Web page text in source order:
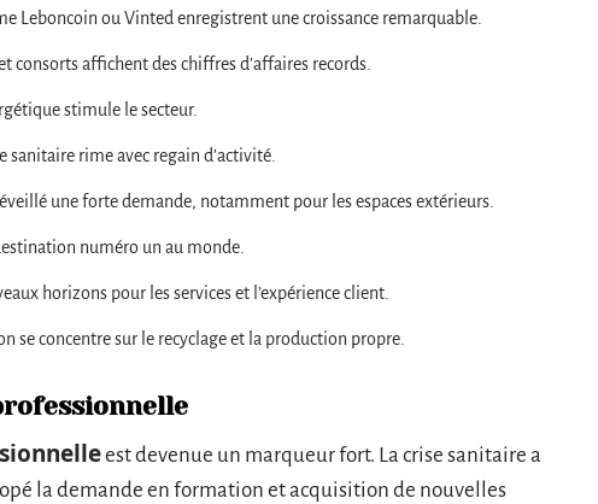
Leboncoin ou Vinted enregistrent une croissance remarquable.
consorts affichent des chiffres d’affaires records.
stimule le secteur.
sanitaire rime avec regain d’activité.
une forte demande, notamment pour les espaces extérieurs.
numéro un au monde.
horizons pour les services et l’expérience client.
se concentre sur le recyclage et la production propre.
est devenue un marqueur fort. La crise sanitaire a
la demande en formation et acquisition de nouvelles